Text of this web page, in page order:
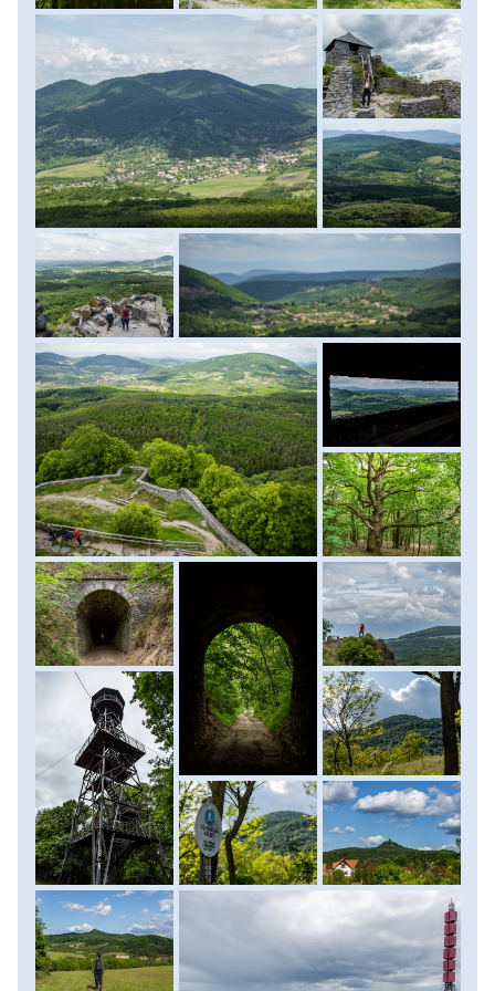
4.Zempléni-hegység: Nagy-Milic (895 m)
5.Kőszegi-hegység: Írott-kő (882 m)
6.Pilis: Pilis-tető (756 m)
7.Karancs-Medves-vidék: Karancs (727 m)
8.Bakony: Kőris-hegy (709 m)
9.Visegrádi-hegység: Dobogó-kő (699 m)
10.Mecsek: Zengő (682 m)
+ 1.Balaton-felvidék: tanúhegyek
határán fekszik, amely Európa legnagyobb területű
bazaltplatója Magyarország és Szlovákia határán. A fennsík
körül több, a mai napra már jócskán lepusztult vulkáni
tanúhegy árulkodik az egykori vulkáni aktivitásról. Első
túránk a 625 méteres Salgó csúcsára vezet, ahová a 13.
században építettetek először erődítményt, Salgó vára
pedig azóta sok viszontagságon átesve, majd
megmenekülve a teljes pusztulástól szinte régi formájában
fogadja a panorámáért felkapaszkodó túrázókat. A vár
után átsétálunk a szomszédos Boszorkány-kő csúcsára is,
majd körtúra keretében folytatjuk kirándulásunkat az
egykori kőfejtő vasút maradványinak irányába. A síneket
egy ideje már felszedték, ám a vasúti töltésen azóta
túraösvény létesült, míg az egykori alagút pedig szintén
gyalogszerrel járható. Visszatérve a parkolóba a jó 45
percre fekvő Garáb felé vesszük az irányt. Elfoglaljuk
szállásunkat a Cserhát szívében fekvő vendégházban, majd
a kellemes vörös borozgatás közepette elfogyasztjuk
vadpörköltünket, amelyet igazi helyi palóc szakácsok
készítettek el számunkra. Táv a Karancs túrán: 10,5 km,
szint: 550 m, menetidő: 3-4 óra, a Salgó vár túrán: 8,5 km,
szint: 250 m, menetidő: 3 óra.